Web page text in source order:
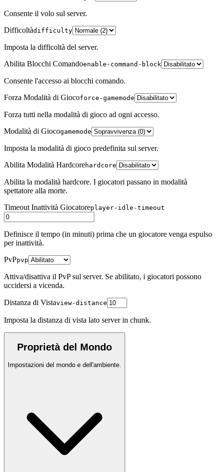
Consente il volo sul server.
Difficoltàdifficulty
Imposta la difficoltà del server.
Abilita Blocchi Comandoenable-command-block
Consente l'accesso ai blocchi comando.
Forza Modalità di Giocoforce-gamemode
Forza tutti nella modalità di gioco ad ogni accesso.
Modalità di Giocogamemode
Imposta la modalità di gioco predefinita sul server.
Abilita Modalità Hardcorehardcore
Abilita la modalità hardcore. I giocatori passano in modalità
spettatore alla morte.
Timeout Inattività Giocatoreplayer-idle-timeout
Definisce il tempo (in minuti) prima che un giocatore venga espulso
per inattività.
PvPpvp
Attiva/disattiva il PvP sul server. Se abilitato, i giocatori possono
uccidersi a vicenda.
Distanza di Vistaview-distance
Imposta la distanza di vista lato server in chunk.
Proprietà del Mondo
Impostazioni del mondo e dell'ambiente.